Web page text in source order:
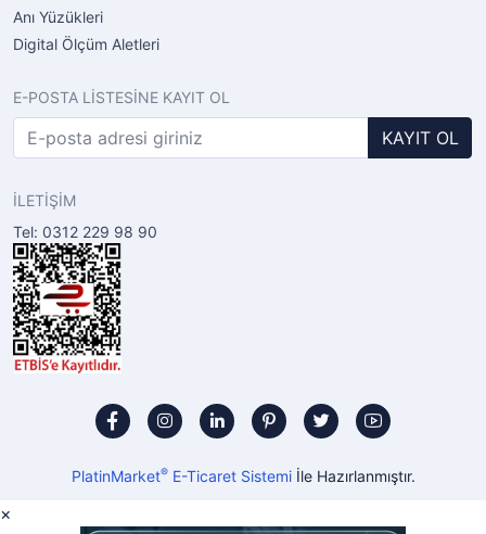
Anı Yüzükleri
Digital Ölçüm Aletleri
E-POSTA LİSTESİNE KAYIT OL
KAYIT OL
İLETİŞİM
Tel: 0312 229 98 90
PlatinMarket®E-Ticaret Sistemiİle Hazırlanmıştır.
×